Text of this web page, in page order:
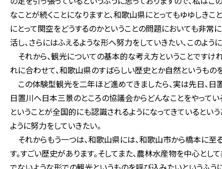
なことが続くことになりますと、和歌山県にとってもゆゆしきこ
にとって関空をどうするのかということの問題においても非常
活し、さらにはふえるような形へ努力をしていきたい、このよう
それから、観光についての基本的な考え方ということですけ
れに合わせて、和歌山県のすばらしい歴史とか自然というもの
この体験型観光を二年ほど進めてきましたら、実は先日、日
日置川へ日本三景のところの協議会からどんなことをやって
ということが全国的にも認識されるようになってきているとい
ように努力をしていきたい。
それからもう一つは、和歌山県には、和歌山市から橋本に
す。すごい歴史があります。そしてまた、農林水産物を中心と